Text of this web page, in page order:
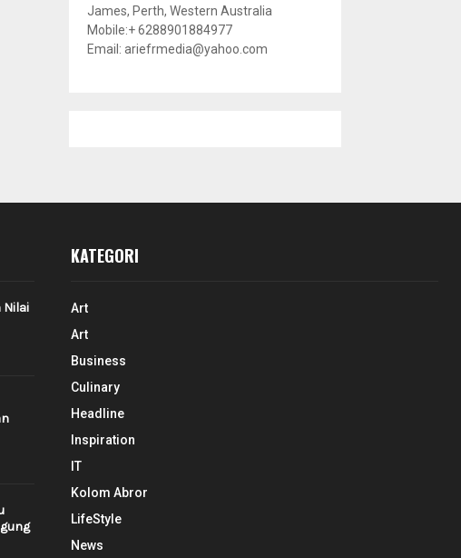
James, Perth, Western Australia
Mobile:+ 6288901884977
Email: ariefrmedia@yahoo.com
Nilai
KATEGORI
Art
Art
Business
Culinary
Headline
Inspiration
IT
Kolom Abror
LifeStyle
News